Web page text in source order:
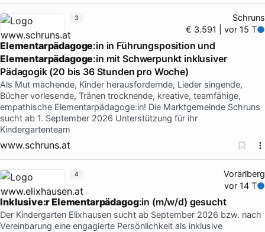
Schruns
€ 3.591 | vor 15 T
Elementarpädagoge:in in Führungsposition und
Elementarpädagoge:in mit Schwerpunkt inklusiver
Pädagogik (20 bis 36 Stunden pro Woche)
Als Mut machende, Kinder herausfordernde, Lieder singende,
Bücher vorlesende, Tränen trocknende, kreative, teamfähige,
empathische Elementarpädagoge:in! Die Marktgemeinde Schruns
sucht ab 1. September 2026 Unterstützung für ihr
Kindergartenteam
www.schruns.at
3
Vorarlberg
vor 14 T
Inklusive:r Elementarpädagog:in (m/w/d) gesucht
Der Kindergarten Elixhausen sucht ab September 2026 bzw. nach
Vereinbarung eine engagierte Persönlichkeit als inklusive
4